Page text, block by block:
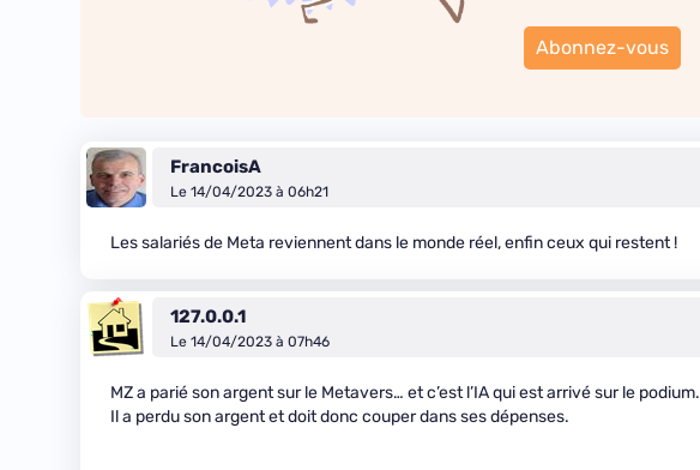
Abonnez-vous
FrancoisA
Le 14/04/2023 à 06h21
Les salariés de Meta reviennent dans le monde réel, enfin ceux qui restent !
127.0.0.1
Le 14/04/2023 à 07h46
MZ a parié son argent sur le Metavers… et c’est l’IA qui est arrivé sur le podium.
Il a perdu son argent et doit donc couper dans ses dépenses.